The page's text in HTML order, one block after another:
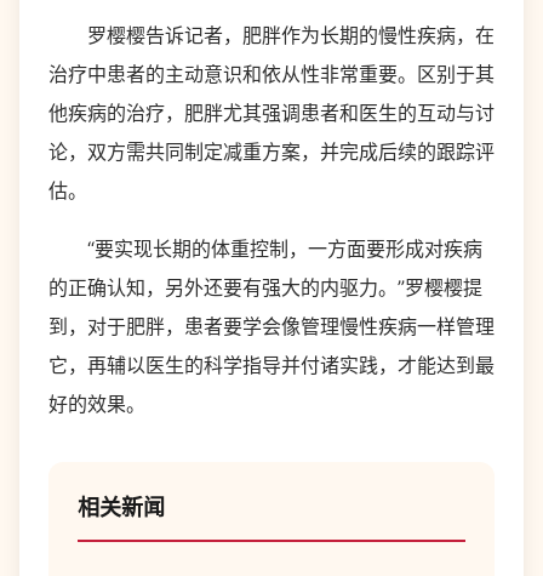
罗樱樱告诉记者，肥胖作为长期的慢性疾病，在
治疗中患者的主动意识和依从性非常重要。区别于其
他疾病的治疗，肥胖尤其强调患者和医生的互动与讨
论，双方需共同制定减重方案，并完成后续的跟踪评
估。
“要实现长期的体重控制，一方面要形成对疾病
的正确认知，另外还要有强大的内驱力。”罗樱樱提
到，对于肥胖，患者要学会像管理慢性疾病一样管理
它，再辅以医生的科学指导并付诸实践，才能达到最
好的效果。
相关新闻